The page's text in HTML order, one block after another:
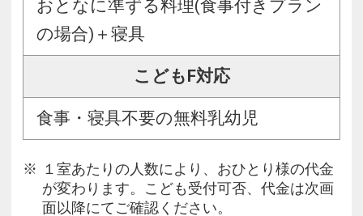
おとなに準ずる料理(食事付きプラン
の場合)＋寝具
こどもF対応
食事・寝具不要の無料乳幼児
１室あたりの人数により、おひとり様の代金
が変わります。こども受付可否、代金は次画
面以降にてご確認ください。